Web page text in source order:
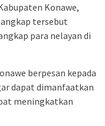
Konawe,
tersebut
para nelayan di
berpesan kepada
dapat dimanfaatkan
meningkatkan